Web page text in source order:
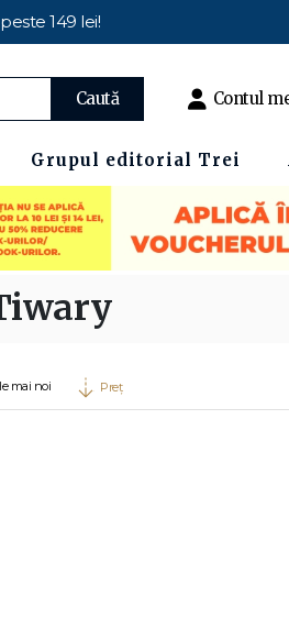
149 lei!
Caută Contul
Grupul editorial Trei
mai noi Preț